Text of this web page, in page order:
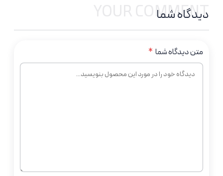
دیدگاه شما
YOUR COMMENT
متن دیدگاه شما *